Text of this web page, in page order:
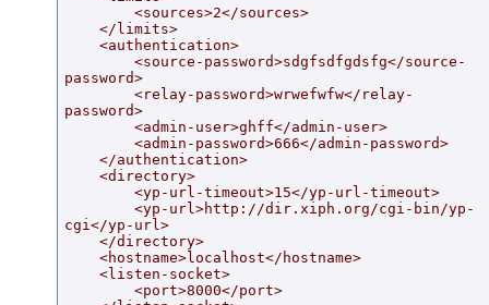
password>
password>
cgi</yp-url>